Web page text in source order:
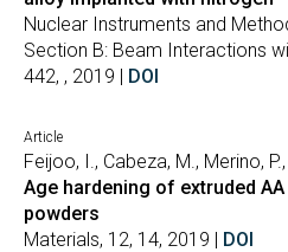
Nuclear Instruments and
Section B: Beam Interactions
442, , 2019 | DOI
Article
Feijoo, I., Cabeza, M., Merino, P.,
Age hardening of extruded
powders
Materials, 12, 14, 2019 | DOI